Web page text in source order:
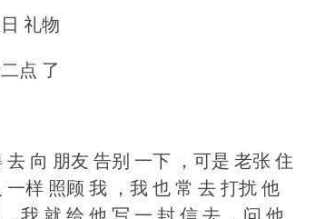
礼物
点 了
向 朋友 告别 一下 ，可是 老张 住
样 照顾 我 ，我 也 常 去 打扰 他